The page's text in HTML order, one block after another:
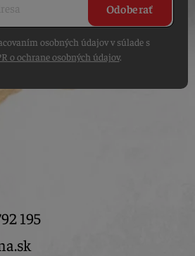
Odoberať
osobných údajov v súlade s
o ochrane osobných údajov.
195